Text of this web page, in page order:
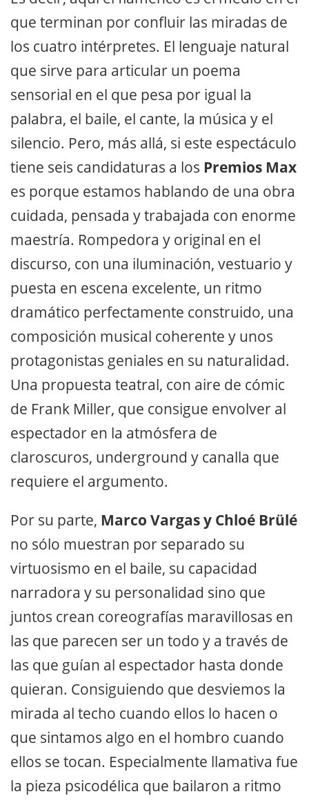
que terminan por confluir las miradas de
los cuatro intérpretes. El lenguaje natural
que sirve para articular un poema
sensorial en el que pesa por igual la
palabra, el baile, el cante, la música y el
silencio. Pero, más allá, si este espectáculo
tiene seis candidaturas a los Premios Max
es porque estamos hablando de una obra
cuidada, pensada y trabajada con enorme
maestría. Rompedora y original en el
discurso, con una iluminación, vestuario y
puesta en escena excelente, un ritmo
dramático perfectamente construido, una
composición musical coherente y unos
protagonistas geniales en su naturalidad.
Una propuesta teatral, con aire de cómic
de Frank Miller, que consigue envolver al
espectador en la atmósfera de
claroscuros, underground y canalla que
requiere el argumento.
Por su parte, Marco Vargas y Chloé Brülé
no sólo muestran por separado su
virtuosismo en el baile, su capacidad
narradora y su personalidad sino que
juntos crean coreografías maravillosas en
las que parecen ser un todo y a través de
las que guían al espectador hasta donde
quieran. Consiguiendo que desviemos la
mirada al techo cuando ellos lo hacen o
que sintamos algo en el hombro cuando
ellos se tocan. Especialmente llamativa fue
la pieza psicodélica que bailaron a ritmo